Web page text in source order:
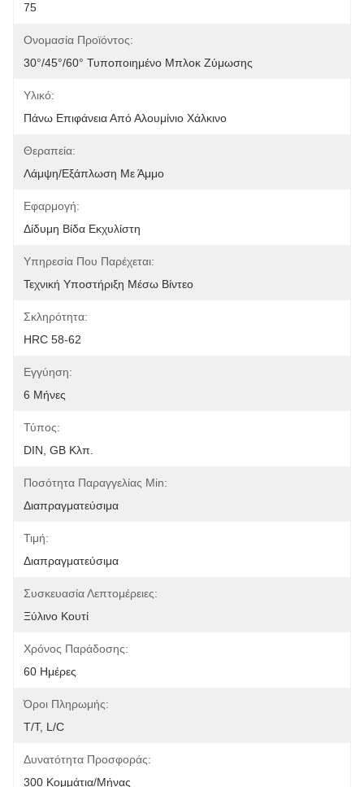
75
Ονομασία Προϊόντος:
30°/45°/60° Τυποποιημένο Μπλοκ Ζύμωσης
Υλικό:
Πάνω Επιφάνεια Από Αλουμίνιο Χάλκινο
Θεραπεία:
Λάμψη/εξάπλωση Με Άμμο
Εφαρμογή:
Δίδυμη Βίδα Εκχυλίστη
Υπηρεσία Που Παρέχεται:
Τεχνική Υποστήριξη Μέσω Βίντεο
Σκληρότητα:
HRC 58-62
Εγγύηση:
6 Μήνες
Τύπος:
DIN, GB Κλπ.
Ποσότητα Παραγγελίας Min:
Διαπραγματεύσιμα
Τιμή:
Διαπραγματεύσιμα
Συσκευασία Λεπτομέρειες:
Ξύλινο Κουτί
Χρόνος Παράδοσης:
60 Ημέρες
Όροι Πληρωμής:
T/T, L/C
Δυνατότητα Προσφοράς:
300 Κομμάτια/μήνας